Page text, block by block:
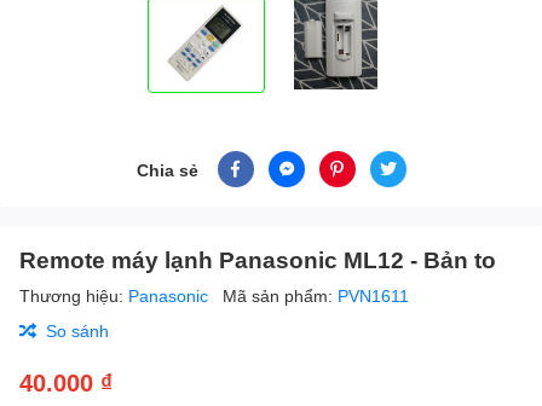
Chia sẻ
Remote máy lạnh Panasonic ML12 - Bản to
Thương hiệu: Panasonic Mã sản phẩm: PVN1611
So sánh
40.000 ₫